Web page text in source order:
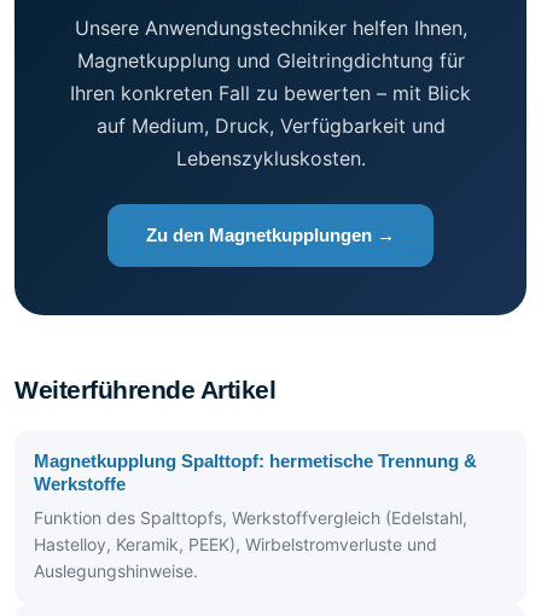
Unsere Anwendungstechniker helfen Ihnen,
Magnetkupplung und Gleitringdichtung für
Ihren konkreten Fall zu bewerten – mit Blick
auf Medium, Druck, Verfügbarkeit und
Lebenszykluskosten.
Zu den Magnetkupplungen →
Weiterführende Artikel
Magnetkupplung Spalttopf: hermetische Trennung &
Werkstoffe
Funktion des Spalttopfs, Werkstoffvergleich (Edelstahl,
Hastelloy, Keramik, PEEK), Wirbelstromverluste und
Auslegungshinweise.